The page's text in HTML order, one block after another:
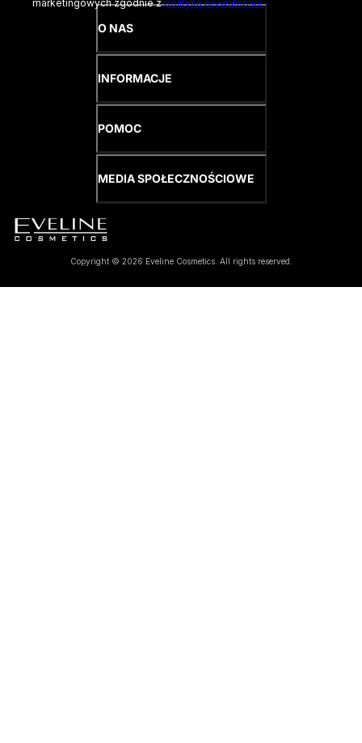
marketingowych zgodnie zpolityką prywatności.
O NAS
INFORMACJE
POMOC
MEDIA SPOŁECZNOŚCIOWE
Copyright © 2026 Eveline Cosmetics. All rights reserved.